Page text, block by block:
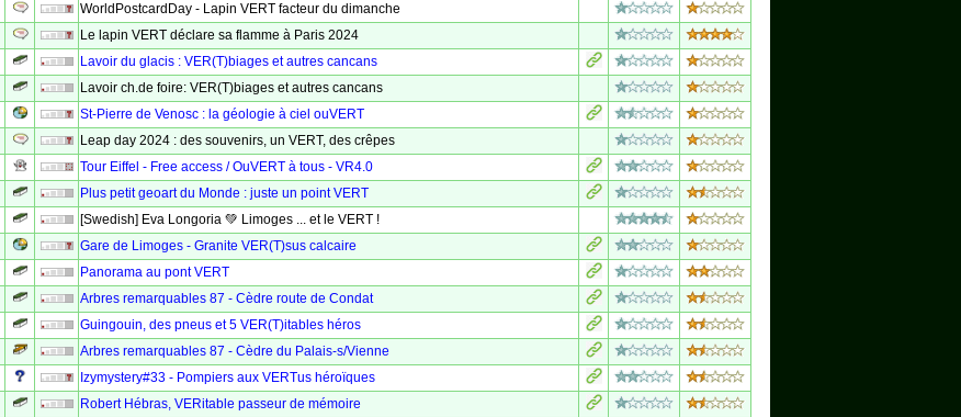
WorldPostcardDay - Lapin VERT facteur du dimanche
Le lapin VERT déclare sa flamme à Paris 2024
Lavoir du glacis : VER(T)biages et autres cancans
Lavoir ch.de foire: VER(T)biages et autres cancans
St-Pierre de Venosc : la géologie à ciel ouVERT
Leap day 2024 : des souvenirs, un VERT, des crêpes
Tour Eiffel - Free access / OuVERT à tous - VR4.0
Plus petit geoart du Monde : juste un point VERT
[Swedish] Eva Longoria 💚 Limoges ... et le VERT !
Gare de Limoges - Granite VER(T)sus calcaire
Panorama au pont VERT
Arbres remarquables 87 - Cèdre route de Condat
Guingouin, des pneus et 5 VER(T)itables héros
Arbres remarquables 87 - Cèdre du Palais-s/Vienne
Izymystery#33 - Pompiers aux VERTus héroïques
Robert Hébras, VERitable passeur de mémoire